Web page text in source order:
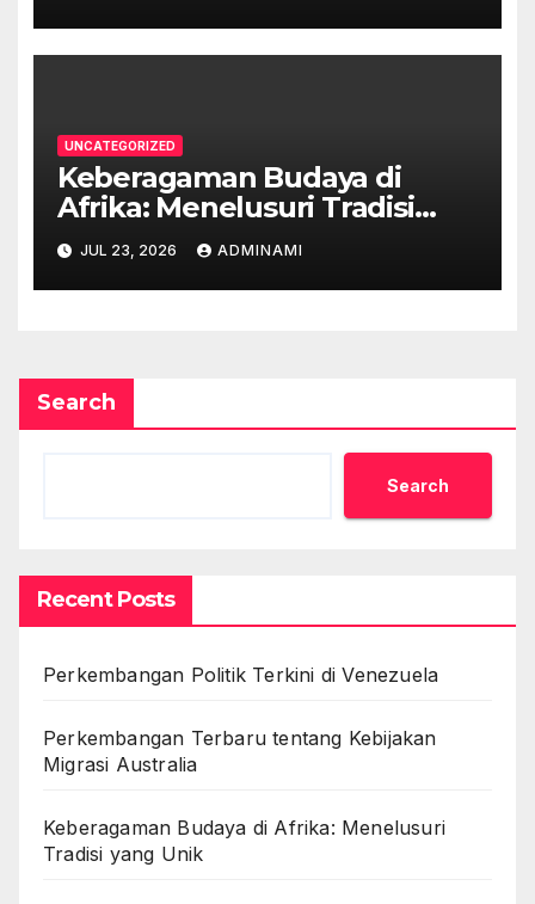
UNCATEGORIZED
Keberagaman Budaya di
Afrika: Menelusuri Tradisi
yang Unik
JUL 23, 2026 ADMINAMI
Search
Search
Recent Posts
Perkembangan Politik Terkini di Venezuela
Perkembangan Terbaru tentang Kebijakan
Migrasi Australia
Keberagaman Budaya di Afrika: Menelusuri
Tradisi yang Unik